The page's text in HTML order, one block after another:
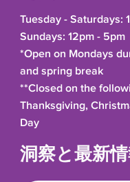
Tuesday - Saturdays:
Sundays: 12pm - 5pm
*Open on Mondays
and spring break
**Closed on the
Thanksgiving,
Day
洞察と最新